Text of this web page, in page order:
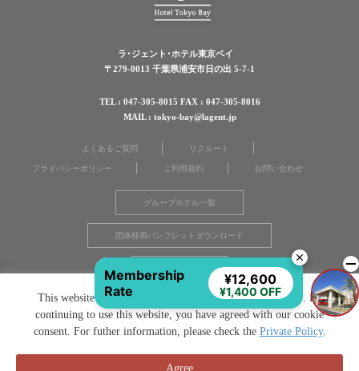
ラ･ジェント･ホテル東京ベイ
〒279-0013 千葉県浦安市日の出 5-7-1
TEL : 047-305-8015 FAX : 047-305-8016
MAIL : tokyo-bay@lagent.jp
よくあるご質問 リクルート
プライバシーポリシー ご利用規約 お問い合わせ
グループホテル一覧
団体様用パンフレットダウンロード
宿泊同意書
©La'gent Group
Membership
Rate
¥12,600
¥1,400 OFF
This website uses cookies to improve your user experience. By
continuing to use this website, you have agreed with our cookie
consent. For futher information, please check the Private Policy.
Agree